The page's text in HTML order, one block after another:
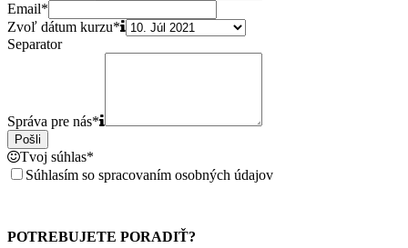
Email*
Zvoľ dátum kurzu*
Separator
Správa pre nás*
Pošli
Tvoj súhlas*
Súhlasím so spracovaním osobných údajov
POTREBUJETE PORADIŤ?